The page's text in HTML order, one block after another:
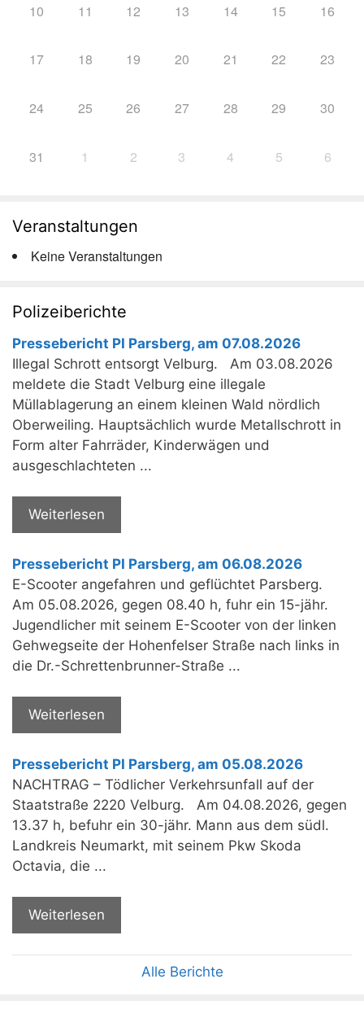
10 11 12 13 14 15 16
17 18 19 20 21 22 23
24 25 26 27 28 29 30
31 1 2 3 4 5 6
Veranstaltungen
Keine Veranstaltungen
Polizeiberichte
Pressebericht PI Parsberg, am 07.08.2026
Illegal Schrott entsorgt Velburg. Am 03.08.2026
meldete die Stadt Velburg eine illegale
Müllablagerung an einem kleinen Wald nördlich
Oberweiling. Hauptsächlich wurde Metallschrott in
Form alter Fahrräder, Kinderwägen und
ausgeschlachteten ...
Weiterlesen
Pressebericht PI Parsberg, am 06.08.2026
E-Scooter angefahren und geflüchtet Parsberg.
Am 05.08.2026, gegen 08.40 h, fuhr ein 15-jähr.
Jugendlicher mit seinem E-Scooter von der linken
Gehwegseite der Hohenfelser Straße nach links in
die Dr.-Schrettenbrunner-Straße ...
Weiterlesen
Pressebericht PI Parsberg, am 05.08.2026
NACHTRAG – Tödlicher Verkehrsunfall auf der
Staatstraße 2220 Velburg. Am 04.08.2026, gegen
13.37 h, befuhr ein 30-jähr. Mann aus dem südl.
Landkreis Neumarkt, mit seinem Pkw Skoda
Octavia, die ...
Weiterlesen
Alle Berichte